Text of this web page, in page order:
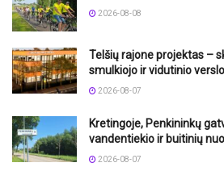
2026-08-08
Telšių rajone projektas –
smulkiojo ir vidutinio
2026-08-07
Kretingoje, Penkininkų
vandentiekio ir buitinių
2026-08-07